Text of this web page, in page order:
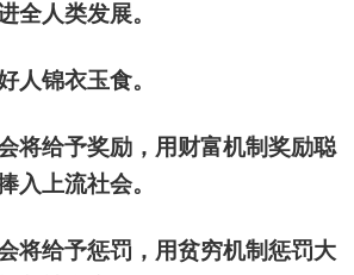
全人类发展。
人锦衣玉食。
将给予奖励，用财富机制奖励聪
入上流社会。
将给予惩罚，用贫穷机制惩罚大